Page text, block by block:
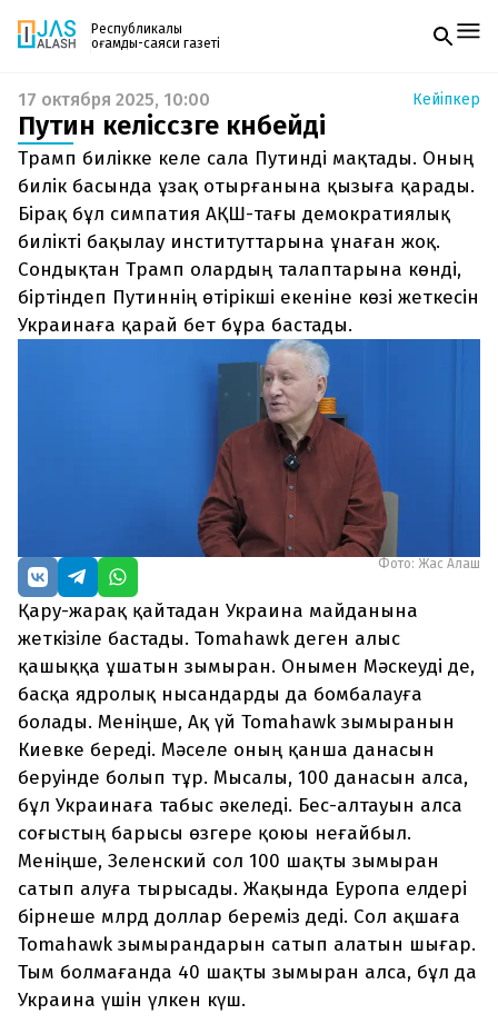
Республикалық
қоғамдық-саяси газеті
Жаңалықтар
Спорт
Live
Руханият
Аймақ
Архив
Заң және тәртіп
Редакциямен байланыс
+7 708 604 51 06
Жарнама бөлімі
zhasalash100@gmail.com
Газетке жазылу
PDF форматтағы газетті ай сайын электронды
поштаңызға алып отырыңыз. Жаңа нөмір
шыққан сәтте сізге бірден жіберіледі. Тек email
енгізіңіз, біз қалғанын өзіміз жібереміз.
17 октября 2025, 10:00 Кейіпкер
Путин келіссөзге көнбейді
Трамп билікке келе сала Путинді мақтады. Оның
билік басында ұзақ отырғанына қызыға қарады.
Бірақ бұл симпатия АҚШ-тағы демократиялық
билікті бақылау институттарына ұнаған жоқ.
Сондықтан Трамп олардың талаптарына көнді,
біртіндеп Путиннің өтірікші екеніне көзі жеткесін
Украинаға қарай бет бұра бастады.
Фото: Жас Алаш
Қару-жарақ қайтадан Украина майданына
жеткізіле бастады. Tomahawk деген алыс
қашыққа ұшатын зымыран. Онымен Мәскеуді де,
басқа ядролық нысандарды да бомбалауға
болады. Меніңше, Ақ үй Tomahawk зымыранын
Киевке береді. Мәселе оның қанша данасын
беруінде болып тұр. Мысалы, 100 данасын алса,
бұл Украинаға табыс әкеледі. Бес-алтауын алса
соғыстың барысы өзгере қоюы неғайбыл.
Меніңше, Зеленский сол 100 шақты зымыран
сатып алуға тырысады. Жақында Еуропа елдері
бірнеше млрд доллар береміз деді. Сол ақшаға
Tomahawk зымырандарын сатып алатын шығар.
Тым болмағанда 40 шақты зымыран алса, бұл да
Украина үшін үлкен күш.